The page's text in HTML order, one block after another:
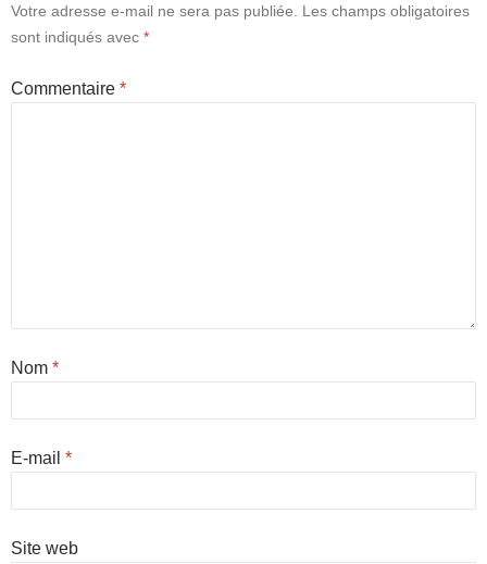
Votre adresse e-mail ne sera pas publiée.
Les champs obligatoires
sont indiqués avec *
Commentaire *
Nom *
E-mail *
Site web